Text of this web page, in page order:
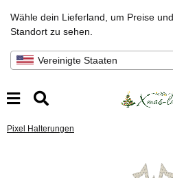
Wähle dein Lieferland, um Preise
Standort zu sehen.
Vereinigte Staaten
Pixel Halterungen